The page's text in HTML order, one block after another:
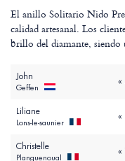
El anillo Solitario Nido
calidad artesanal. Los
brillo del diamante, siendo
John
Geffen
«
Liliane
Lons-le-saunier
«
Christelle
Planguenoual
«